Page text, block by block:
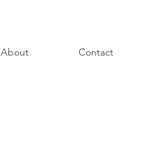
About Contact